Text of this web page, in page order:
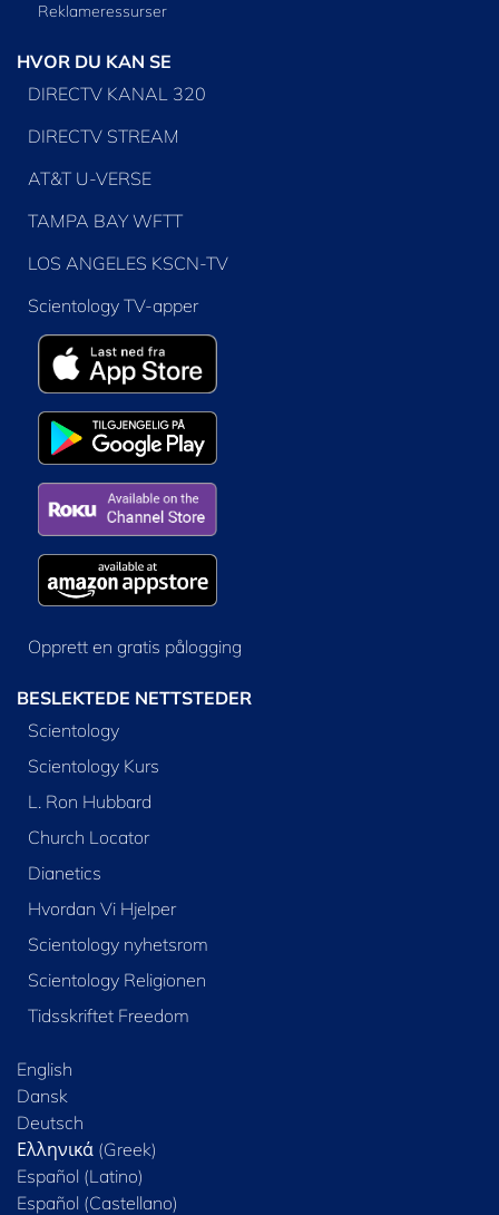
Reklameressurser
HVOR DU KAN SE
DIRECTV KANAL 320
DIRECTV STREAM
AT&T U-VERSE
TAMPA BAY WFTT
LOS ANGELES KSCN-TV
Scientology TV-apper
Opprett en gratis pålogging
BESLEKTEDE NETTSTEDER
Scientology
Scientology Kurs
L. Ron Hubbard
Church Locator
Dianetics
Hvordan Vi Hjelper
Scientology nyhetsrom
Scientology Religionen
Tidsskriftet Freedom
English
Dansk
Deutsch
Ελληνικά (Greek)
Español (Latino)
Español (Castellano)